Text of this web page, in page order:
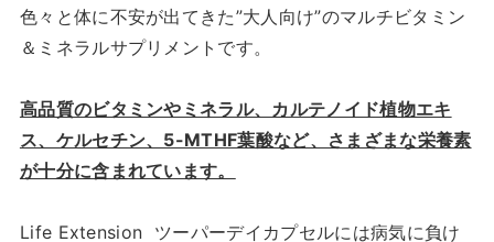
色々と体に不安が出てきた”大人向け”のマルチビタミン
＆ミネラルサプリメントです。
高品質のビタミンやミネラル、カルテノイド植物エキ
ス、ケルセチン、5-MTHF葉酸など、さまざまな栄養素
が十分に含まれています。
Life Extension ツーパーデイカプセルには病気に負け